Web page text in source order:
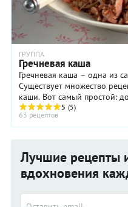
ГРУППА
Гречневая каша
Гречневая каша – одна из
Существует множество
каши. Вот самый простой:
подсоленной воды, засыпьте
5 (5)
63 рецептов
Лучшие рецепты
вдохновения